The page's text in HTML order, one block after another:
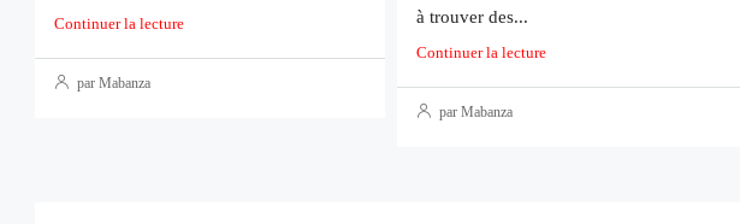
Continuer la lecture
par Mabanza
à trouver des...
Continuer la lecture
par Mabanza
A partir de71 000 000Fcfa